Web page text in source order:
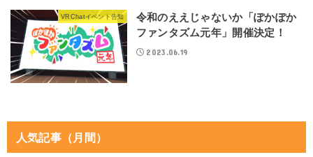
VRChatイベント告知
令和のええじゃないか「ぽかぽか
ファンタズム元年」開催決定！
2023.06.19
人気記事（月間）